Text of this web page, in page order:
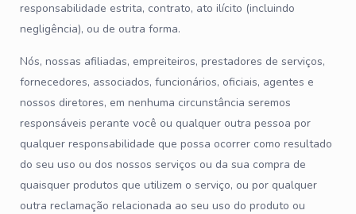
responsabilidade estrita, contrato, ato ilícito (incluindo
negligência), ou de outra forma.
Nós, nossas afiliadas, empreiteiros, prestadores de serviços,
fornecedores, associados, funcionários, oficiais, agentes e
nossos diretores, em nenhuma circunstância seremos
responsáveis perante você ou qualquer outra pessoa por
qualquer responsabilidade que possa ocorrer como resultado
do seu uso ou dos nossos serviços ou da sua compra de
quaisquer produtos que utilizem o serviço, ou por qualquer
outra reclamação relacionada ao seu uso do produto ou